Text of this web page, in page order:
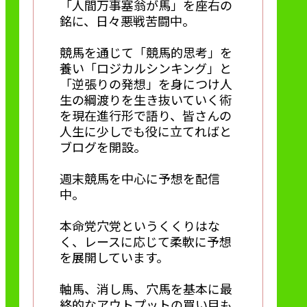
「人間万事塞翁が馬」を座右の
銘に、日々悪戦苦闘中。
競馬を通じて「競馬的思考」を
養い「ロジカルシンキング」と
「逆張りの発想」を身につけ人
生の綱渡りを生き抜いていく術
を現在進行形で語り、皆さんの
人生に少しでも役に立てればと
ブログを開設。
週末競馬を中心に予想を配信
中。
本命党穴党というくくりはな
く、レースに応じて柔軟に予想
を展開しています。
軸馬、消し馬、穴馬を基本に最